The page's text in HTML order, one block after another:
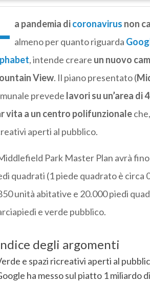
a pandemia dicoronavirus non
almeno per quanto riguarda
, intende creare un nuovo
View. Il piano presentato (
prevede lavori su un’area di
vita a un centro polifunzionale
aperti al pubblico.
Park Master Plan avrà
quadrati (1 piede quadrato è
unità abitative e 20.000 piedi
e verde pubblico.
degli argomenti
e spazi ricreativi aperti al
ha messo sul piatto 1 miliardo